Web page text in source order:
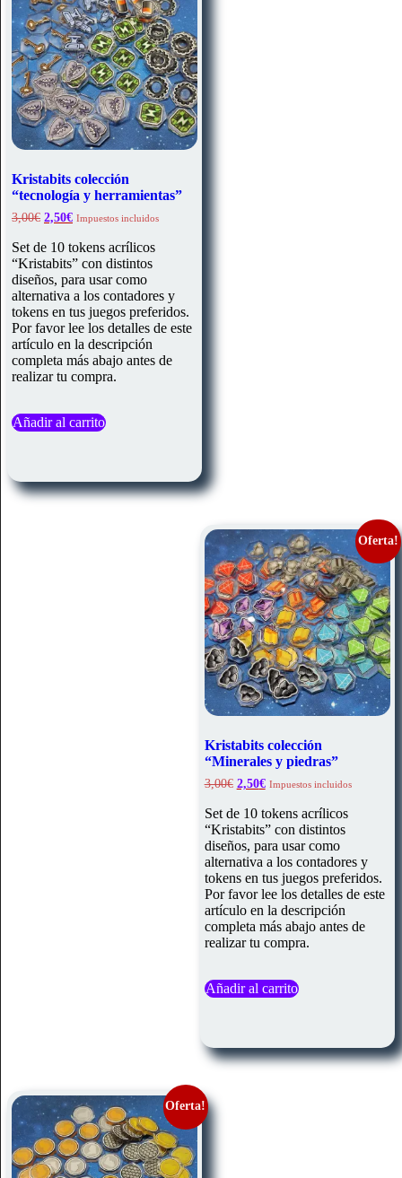
Kristabits colección
“tecnología y herramientas”
3,00€ El
original
era:
3,00€.
2,50€El
actual
es:
2,50€.
Impuestos incluidos
Set de 10 tokens acrílicos
“Kristabits” con distintos
diseños, para usar como
alternativa a los contadores y
tokens en tus juegos preferidos.
Por favor lee los detalles de este
artículo en la descripción
completa más abajo antes de
realizar tu compra.
Añadir al carrito
Oferta!
Kristabits colección
“Minerales y piedras”
3,00€ El
original
era:
2,50€El
actual
es:
Impuestos incluidos
Set de 10 tokens acrílicos
“Kristabits” con distintos
diseños, para usar como
alternativa a los contadores y
tokens en tus juegos preferidos.
Por favor lee los detalles de este
artículo en la descripción
completa más abajo antes de
realizar tu compra.
Añadir al carrito
Oferta!